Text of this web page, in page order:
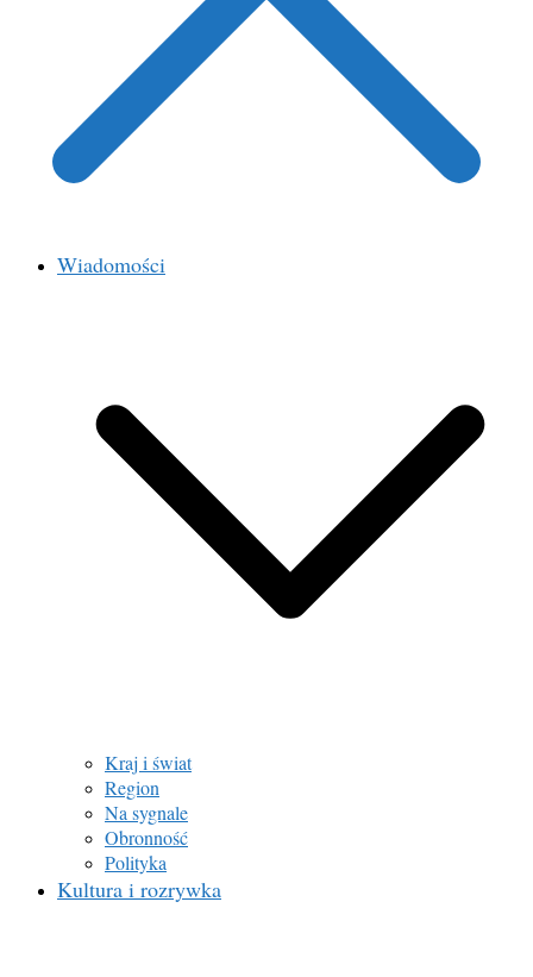
Wiadomości
Kraj i świat
Region
Na sygnale
Obronność
Polityka
Kultura i rozrywka